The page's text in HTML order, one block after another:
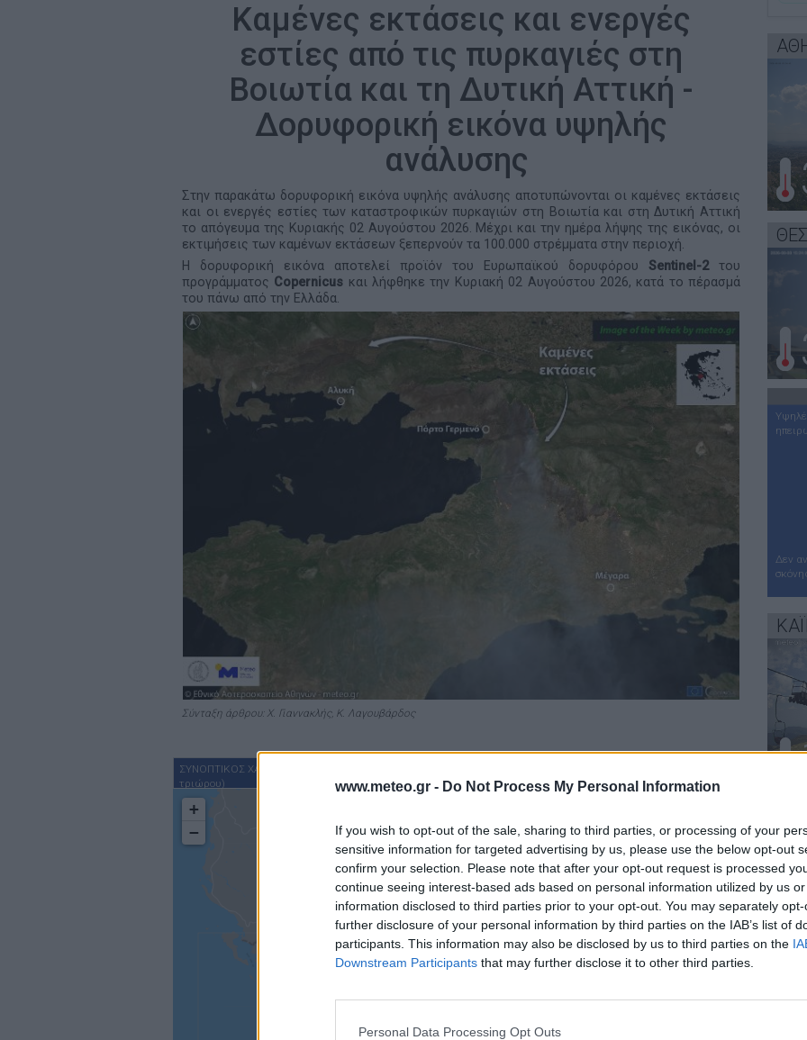
www.meteo.gr - Do Not Process My Personal Information
If you wish to opt-out of the sale, sharing to third parties, or processing of your
sensitive information for targeted advertising by us, please use the below opt-out
confirm your selection. Please note that after your opt-out request is processed
continue seeing interest-based ads based on personal information utilized by us
information disclosed to third parties prior to your opt-out. You may separately
further disclosure of your personal information by third parties on the IAB’s list of
participants. This information may also be disclosed by us to third parties on the
Downstream Participants that may further disclose it to other third parties.
Personal Data Processing Opt Outs
Καμένες εκτάσεις και ενεργές
εστίες από τις πυρκαγιές στη
Βοιωτία και τη Δυτική Αττική -
Δορυφορική εικόνα υψηλής
ανάλυσης
Στην παρακάτω δορυφορική εικόνα υψηλής ανάλυσης αποτυπώνονται οι καμένες εκτάσεις
και οι ενεργές εστίες των καταστροφικών πυρκαγιών στη Βοιωτία και στη Δυτική Αττική
το απόγευμα της Κυριακής 02 Αυγούστου 2026. Μέχρι και την ημέρα λήψης της εικόνας, οι
εκτιμήσεις των καμένων εκτάσεων ξεπερνούν τα 100.000 στρέμματα στην περιοχή.
Η δορυφορική εικόνα αποτελεί προϊόν του Ευρωπαϊκού δορυφόρου Sentinel -2του
προγράμματος Copernicus και λήφθηκε την Κυριακή 02 Αυγούστου 2026, κατά το πέρασμά
του πάνω από την Ελλάδα.
Σύνταξη άρθρου: Χ. Γιαννακλής, Κ. Λαγουβάρδος
ΣΥΝΟΠΤΙΚΟΣ ΧΑΡΤΗΣ ΠΡΟΓΝΩΣΗΣ (επόμενου
τριώρου)
38
35
38
36
33
+
−
Δεν